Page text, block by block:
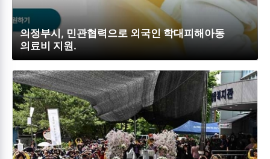
의정부시, 민관협력으로 외국인 학대피해아동
의료비 지원.